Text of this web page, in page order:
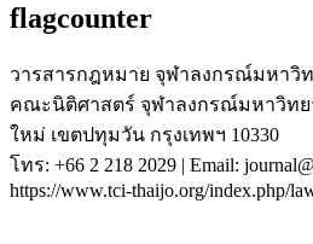
flagcounter
วารสารกฎหมาย จุฬาลงกรณ์มหาวิ
คณะนิติศาสตร์ จุฬาลงกรณ์มหาวิท
ใหม่ เขตปทุมวัน กรุงเทพฯ 10330
โทร: +66 2 218 2029 | Email:
https://www.tci-thaijo.org/index.php/